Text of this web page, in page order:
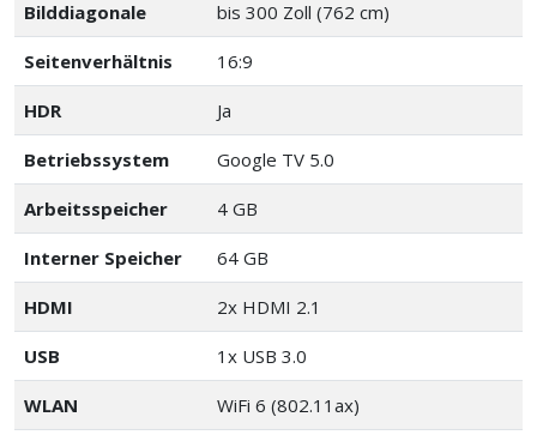
Bilddiagonale bis 300 Zoll (762 cm)
Seitenverhältnis 16:9
HDR Ja
Betriebssystem Google TV 5.0
Arbeitsspeicher 4 GB
Interner Speicher 64 GB
HDMI 2x HDMI 2.1
USB 1x USB 3.0
WLAN WiFi 6 (802.11ax)